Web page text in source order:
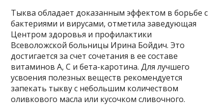
Тыква обладает доказанным эффектом в борьбе с
бактериями и вирусами, отметила заведующая
Центром здоровья и профилактики
Всеволожской больницы Ирина Бойдич. Это
достигается за счет сочетания в ее составе
витаминов А, С и бета-каротина. Для лучшего
усвоения полезных веществ рекомендуется
запекать тыкву с небольшим количеством
оливкового масла или кусочком сливочного.